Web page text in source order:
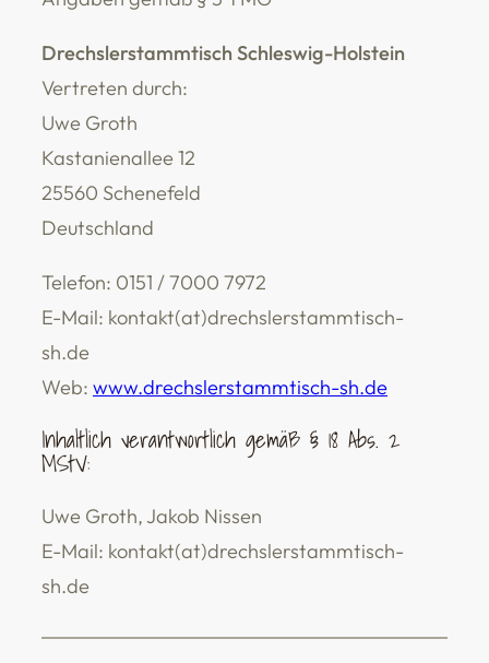
Drechslerstammtisch Schleswig-Holstein
Vertreten durch:
Uwe Groth
Kastanienallee 12
25560 Schenefeld
Deutschland
Telefon: 0151 / 7000 7972
E-Mail: kontakt(at)drechslerstammtisch-
sh.de
Web: www.drechslerstammtisch-sh.de
Inhaltlich verantwortlich gemäß § 18 Abs. 2
MStV:
Uwe Groth, Jakob Nissen
E-Mail: kontakt(at)drechslerstammtisch-
sh.de